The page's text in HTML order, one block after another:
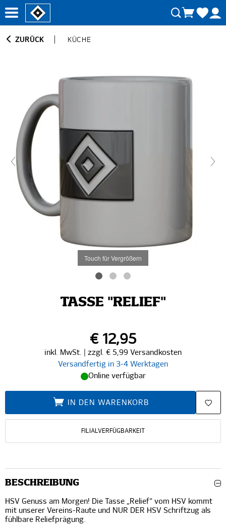
ZURÜCK KÜCHE
Touch für Vergrößern
TASSE "RELIEF"
€ 12,95
inkl. MwSt. | zzgl. € 5,99 Versandkosten
Versandfertig in 3-4 Werktagen
Online verfügbar
IN DEN WARENKORB
FILIALVERFÜGBARKEIT
BESCHREIBUNG
HSV Genuss am Morgen! Die Tasse „Relief“ vom HSV kommt
mit unserer Vereins-Raute und NUR DER HSV Schriftzug als
fühlbare Reliefprägung.